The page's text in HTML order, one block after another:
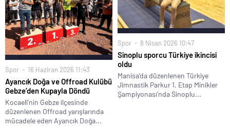
Spor 16 Haziran 2026 11:43
Ayancık Doğa ve Offroad Kulübü
Gebze’den Kupayla Döndü
Kocaeli'nin Gebze ilçesinde
düzenlenen Offroad yarışlarında
mücadele eden Ayancık Doğa...
Spor 8 Nisan 2026 10:47
Sinoplu sporcu Türkiye ikincisi
oldu
Manisa’da düzenlenen Türkiye
Jimnastik Parkur 1. Etap Minikler
Şampiyonası’nda Sinoplu...